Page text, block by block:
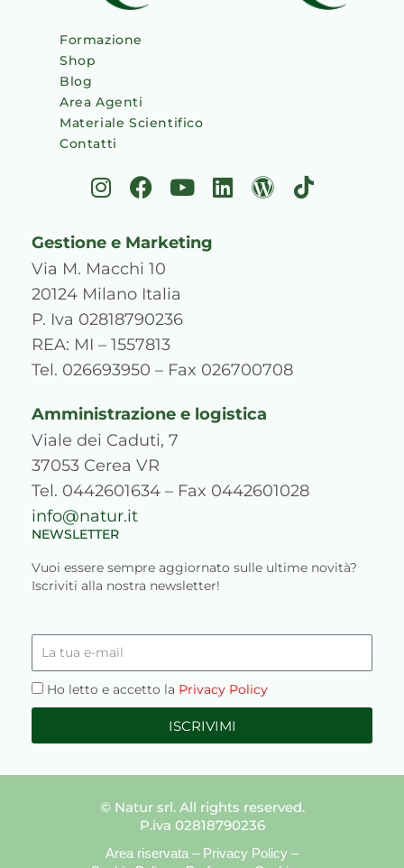
Formazione
Shop
Blog
Area Agenti
Materiale Scientifico
Contatti
I
n
t
a
g
r
a
m
F
a
e
b
o
o
k
Y
o
t
e
L
i
W
o
s
T
i
Gestione e Marketing
Via M. Macchi 10
20124 Milano Italia
P. Iva 02818790236
REA: MI – 1557813
Tel. 026693950 – Fax 026700708
Amministrazione e logistica
Viale dei Caduti, 7
37053 Cerea VR
Tel. 0442601634 – Fax 0442601028
info@natur.it
NEWSLETTER
Vuoi essere sempre aggiornato sulle ultime novità?
Iscriviti alla nostra newsletter!
tua
mail
Privacy
Ho letto e accetto la Privacy Policy
ISCRIVIMI
© Natur srl. All rights reserved.
P.iva 02818790236
Area riservata – Privacy Policy –